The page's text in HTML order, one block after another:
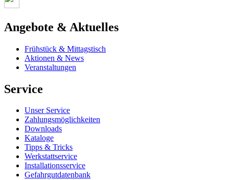
Angebote & Aktuelles
Frühstück & Mittagstisch
Aktionen & News
Veranstaltungen
Service
Unser Service
Zahlungsmöglichkeiten
Downloads
Kataloge
Tipps & Tricks
Werkstattservice
Installationsservice
Gefahrgutdatenbank